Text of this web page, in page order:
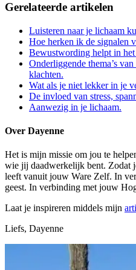
Gerelateerde artikelen
Luisteren naar je lichaam
Hoe herken ik de signalen
Bewustwording helpt in
Onderliggende thema’s
klachten.
Wat als je niet lekker in je
De invloed van stress,
Aanwezig in je lichaam.
Over Dayenne
Het is mijn missie om jou te
wie jij daadwerkelijk bent. Zodat
leeft vanuit jouw Ware Zelf. In
geest. In verbinding met jouw
Laat je inspireren middels mijn
Liefs, Dayenne